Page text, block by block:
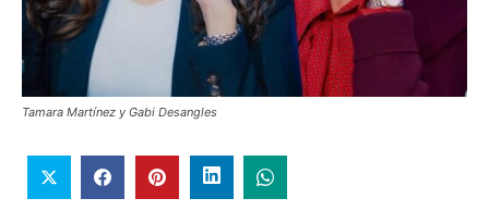
Tamara Martínez y Gabi Desangles